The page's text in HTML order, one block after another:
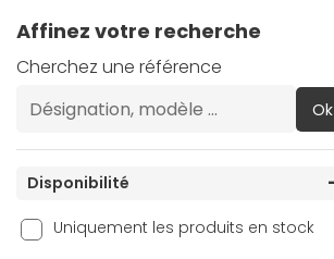
Affinez votre recherche
Cherchez une référence
Ok
Disponibilité
Uniquement les produits en stock